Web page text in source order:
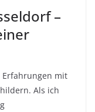
–
Erfahrungen mit
Als ich